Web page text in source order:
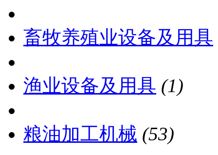
畜牧养殖业设备及用具
渔业设备及用具 (1)
粮油加工机械 (53)